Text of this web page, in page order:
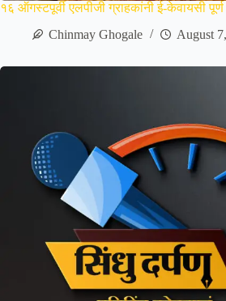
१६ ऑगस्टपूर्वी एलपीजी ग्राहकांनी ई-केवायसी
Chinmay Ghogale
August